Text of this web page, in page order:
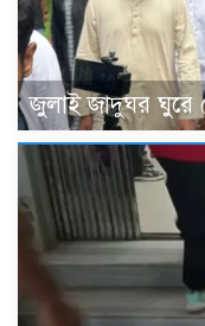
জুলাই জাদুঘর ঘুরে